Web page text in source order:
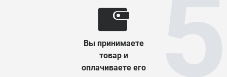
Вы принимаете
товар и
оплачиваете его